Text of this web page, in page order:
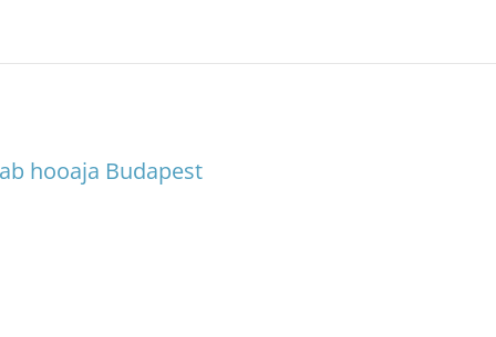
hooaja Budapest